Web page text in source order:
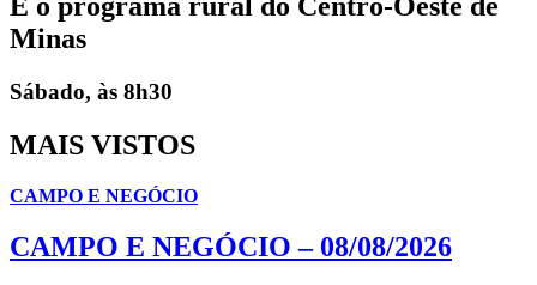
É o programa rural do Centro-Oeste de
Minas
Sábado, às 8h30
MAIS VISTOS
CAMPO E NEGÓCIO
CAMPO E NEGÓCIO – 08/08/2026